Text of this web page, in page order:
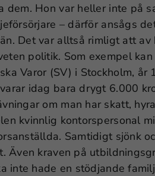
dem. Hon var heller inte på
– därför ansågs
Det var alltså rimligt att
politik. Som exempel
Varor (SV) i Stockholm,
idag bara drygt 6.000
om man har skatt,
kvinnlig kontorspersonal
Samtidigt sjönk
Även kraven på
inte hade en stödjande